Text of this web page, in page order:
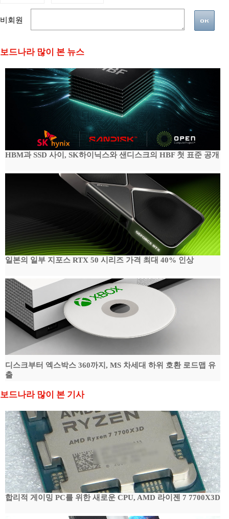
비회원
보드나라 많이 본 뉴스
HBM과 SSD 사이, SK하이닉스와 샌디스크의 HBF 첫 표준 공개
일본의 일부 지포스 RTX 50 시리즈 가격 최대 40% 인상
디스크부터 엑스박스 360까지, MS 차세대 하위 호환 로드맵 유
출
보드나라 많이 본 기사
합리적 게이밍 PC를 위한 새로운 CPU, AMD 라이젠 7 7700X3D